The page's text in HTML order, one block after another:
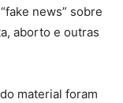
news” sobre
aborto e outras
material foram